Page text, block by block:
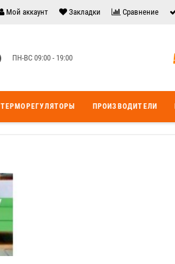
Мой аккаунт Закладки Сравнение
ПН-ВС 09:00 - 19:00
ТЕРМОРЕГУЛЯТОРЫ ПРОИЗВОДИТЕЛИ